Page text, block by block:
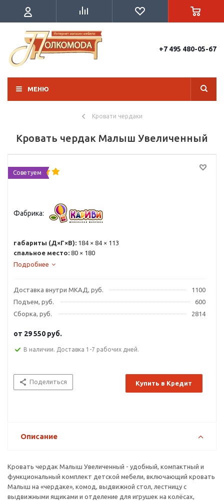
+7 495 480-05-67
МЕНЮ
Кровати чердаки
Кровать чердак Малыш Увеличенный
Советуем
Фабрика:
габариты (Д×Г×В): 184 × 84 × 113
спальное место: 80 × 180
Подробнее
Доставка внутри МКАД, руб.
1100
Подъем, руб.
600
Сборка, руб.
2814
от 29 550 руб.
В наличии. Доставка 1-7 рабочих дней.
Поделиться Купить в Кредит
Описание
Кровать чердак Малыш Увеличенный - удобный, компактный и
функциональный комплект детской мебели, включающий кровать
Малыш на «чердаке», комод, выдвижной стол, лестницу с
выдвижными ящиками и отделение для игрушек на колёсах,